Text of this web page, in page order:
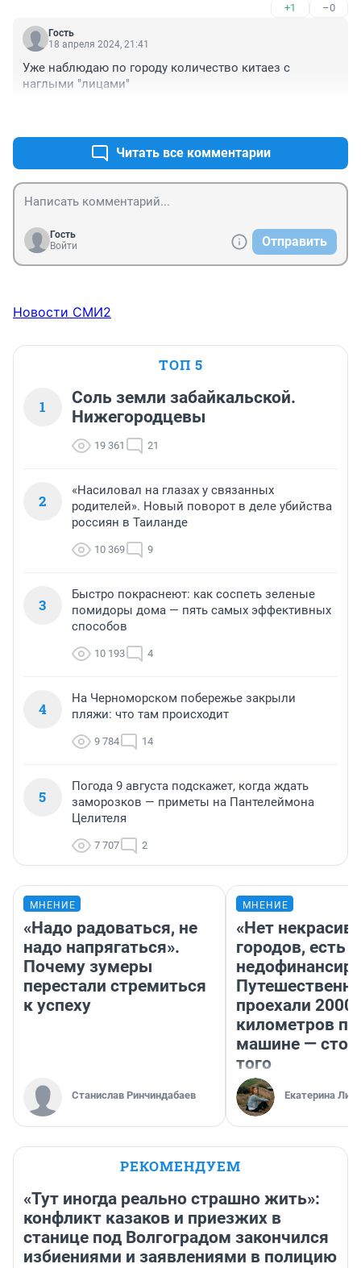
+1 –0
Гость
18 апреля 2024, 21:41
Уже наблюдаю по городу количество китаез с
наглыми "лицами"
Читать все комментарии
Гость
Войти
Отправить
Новости СМИ2
ТОП 5
1
Соль земли забайкальской.
Нижегородцевы
19 361 21
2
«Насиловал на глазах у связанных
родителей». Новый поворот в деле убийства
россиян в Таиланде
10 369 9
3
Быстро покраснеют: как соспеть зеленые
помидоры дома — пять самых эффективных
способов
10 193 4
4
На Черноморском побережье закрыли
пляжи: что там происходит
9 784 14
5
Погода 9 августа подскажет, когда ждать
заморозков — приметы на Пантелеймона
Целителя
7 707 2
МНЕНИЕ
«Надо радоваться, не
надо напрягаться».
Почему зумеры
перестали стремиться
к успеху
Станислав Ринчиндабаев
МНЕНИЕ
«Нет
городов, есть
проехали 2000
километров по
машине —
того
Екатерина
РЕКОМЕНДУЕМ
«Тут иногда реально страшно жить»:
конфликт казаков и приезжих в
станице под Волгоградом закончился
избиениями и заявлениями в полицию